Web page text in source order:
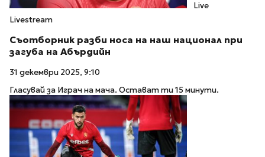
Live
Livestream
Съотборник разби носа на наш национал при
загуба на Абърдийн
31 декември 2025, 9:10
Гласувай за Играч на мача. Остават ти 15 минути.